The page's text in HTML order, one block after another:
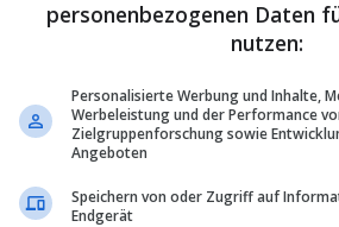
Abu Dhabi wird mehr als 58 Millionen
beherbergen, darunter Haie,
Amphibien und wirbellose Tiere sowie
Flamingos. Entsprechend dem
wie dies noch teils in anderen Seaworld-
personenbezogenen Daten
nutzen:
Personalisierte Werbung und Inhalte,
Werbeleistung und der Performance
Zielgruppenforschung sowie
Angeboten
Speichern von oder Zugriff auf
Endgerät